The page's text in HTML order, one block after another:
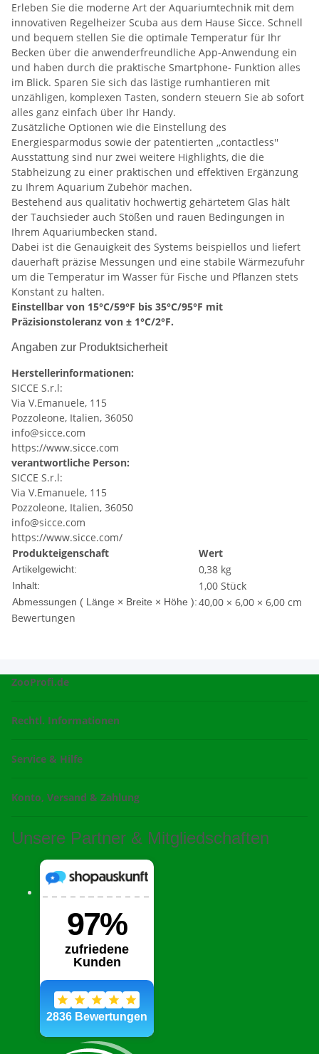
Erleben Sie die moderne Art der Aquariumtechnik mit dem
innovativen Regelheizer Scuba aus dem Hause Sicce. Schnell
und bequem stellen Sie die optimale Temperatur für Ihr
Becken über die anwenderfreundliche App-Anwendung ein
und haben durch die praktische Smartphone- Funktion alles
im Blick. Sparen Sie sich das lästige rumhantieren mit
unzähligen, komplexen Tasten, sondern steuern Sie ab sofort
alles ganz einfach über Ihr Handy.
Zusätzliche Optionen wie die Einstellung des
Energiesparmodus sowie der patentierten ,,contactless''
Ausstattung sind nur zwei weitere Highlights, die die
Stabheizung zu einer praktischen und effektiven Ergänzung
zu Ihrem Aquarium Zubehör machen.
Bestehend aus qualitativ hochwertig gehärtetem Glas hält
der Tauchsieder auch Stößen und rauen Bedingungen in
Ihrem Aquariumbecken stand.
Dabei ist die Genauigkeit des Systems beispiellos und liefert
dauerhaft präzise Messungen und eine stabile Wärmezufuhr
um die Temperatur im Wasser für Fische und Pflanzen stets
Konstant zu halten.
Einstellbar von 15°C/59°F bis 35°C/95°F mit
Präzisionstoleranz von ± 1°C/2°F.
Angaben zur Produktsicherheit
Herstellerinformationen:
SICCE S.r.l:
Via V.Emanuele, 115
Pozzoleone, Italien, 36050
info@sicce.com
https://www.sicce.com
verantwortliche Person:
SICCE S.r.l:
Via V.Emanuele, 115
Pozzoleone, Italien, 36050
info@sicce.com
https://www.sicce.com/
Produkteigenschaft
Wert
Artikelgewicht: 0,38 kg
Inhalt: 1,00 Stück
Abmessungen ( Länge × Breite × Höhe ):40,00 × 6,00 × 6,00 cm
Bewertungen
ZooProfi.de
Rechtl. Informationen
Service & Hilfe
Konto, Versand & Zahlung
Unsere Partner & Mitgliedschaften